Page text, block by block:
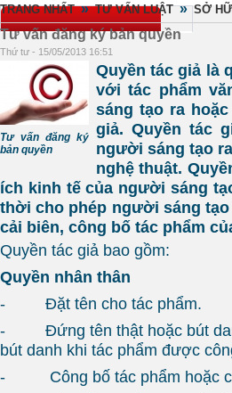
TRANG NHẤT » TƯ VẤN LUẬT » SỞ
Tư vấn đăng ký bản quyền
Thứ tư - 15/05/2013 16:51
Tư vấn đăng ký
bản quyền
Quyền tác giả là
với tác phẩm
sáng tạo ra
giả. Quyền tác
người sáng tạo
nghệ thuật.
ích kinh tế của người sáng
thời cho phép người sáng
cải biên, công bố tác phẩm
Quyền tác giả bao gồm:
Quyền nhân thân
- Đặt tên cho tác phẩm.
- Đứng tên thật hoặc bút
bút danh khi tác phẩm được
- Công bố tác phẩm hoặc